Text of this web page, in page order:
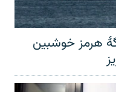
هرمز خوشبین